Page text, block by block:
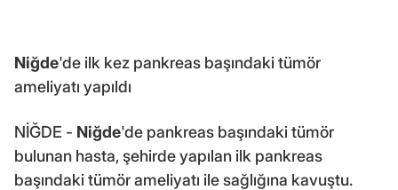
Niğde'de ilk kez pankreas başındaki tümör
ameliyatı yapıldı
NİĞDE - Niğde'de pankreas başındaki tümör
bulunan hasta, şehirde yapılan ilk pankreas
başındaki tümör ameliyatı ile sağlığına kavuştu.